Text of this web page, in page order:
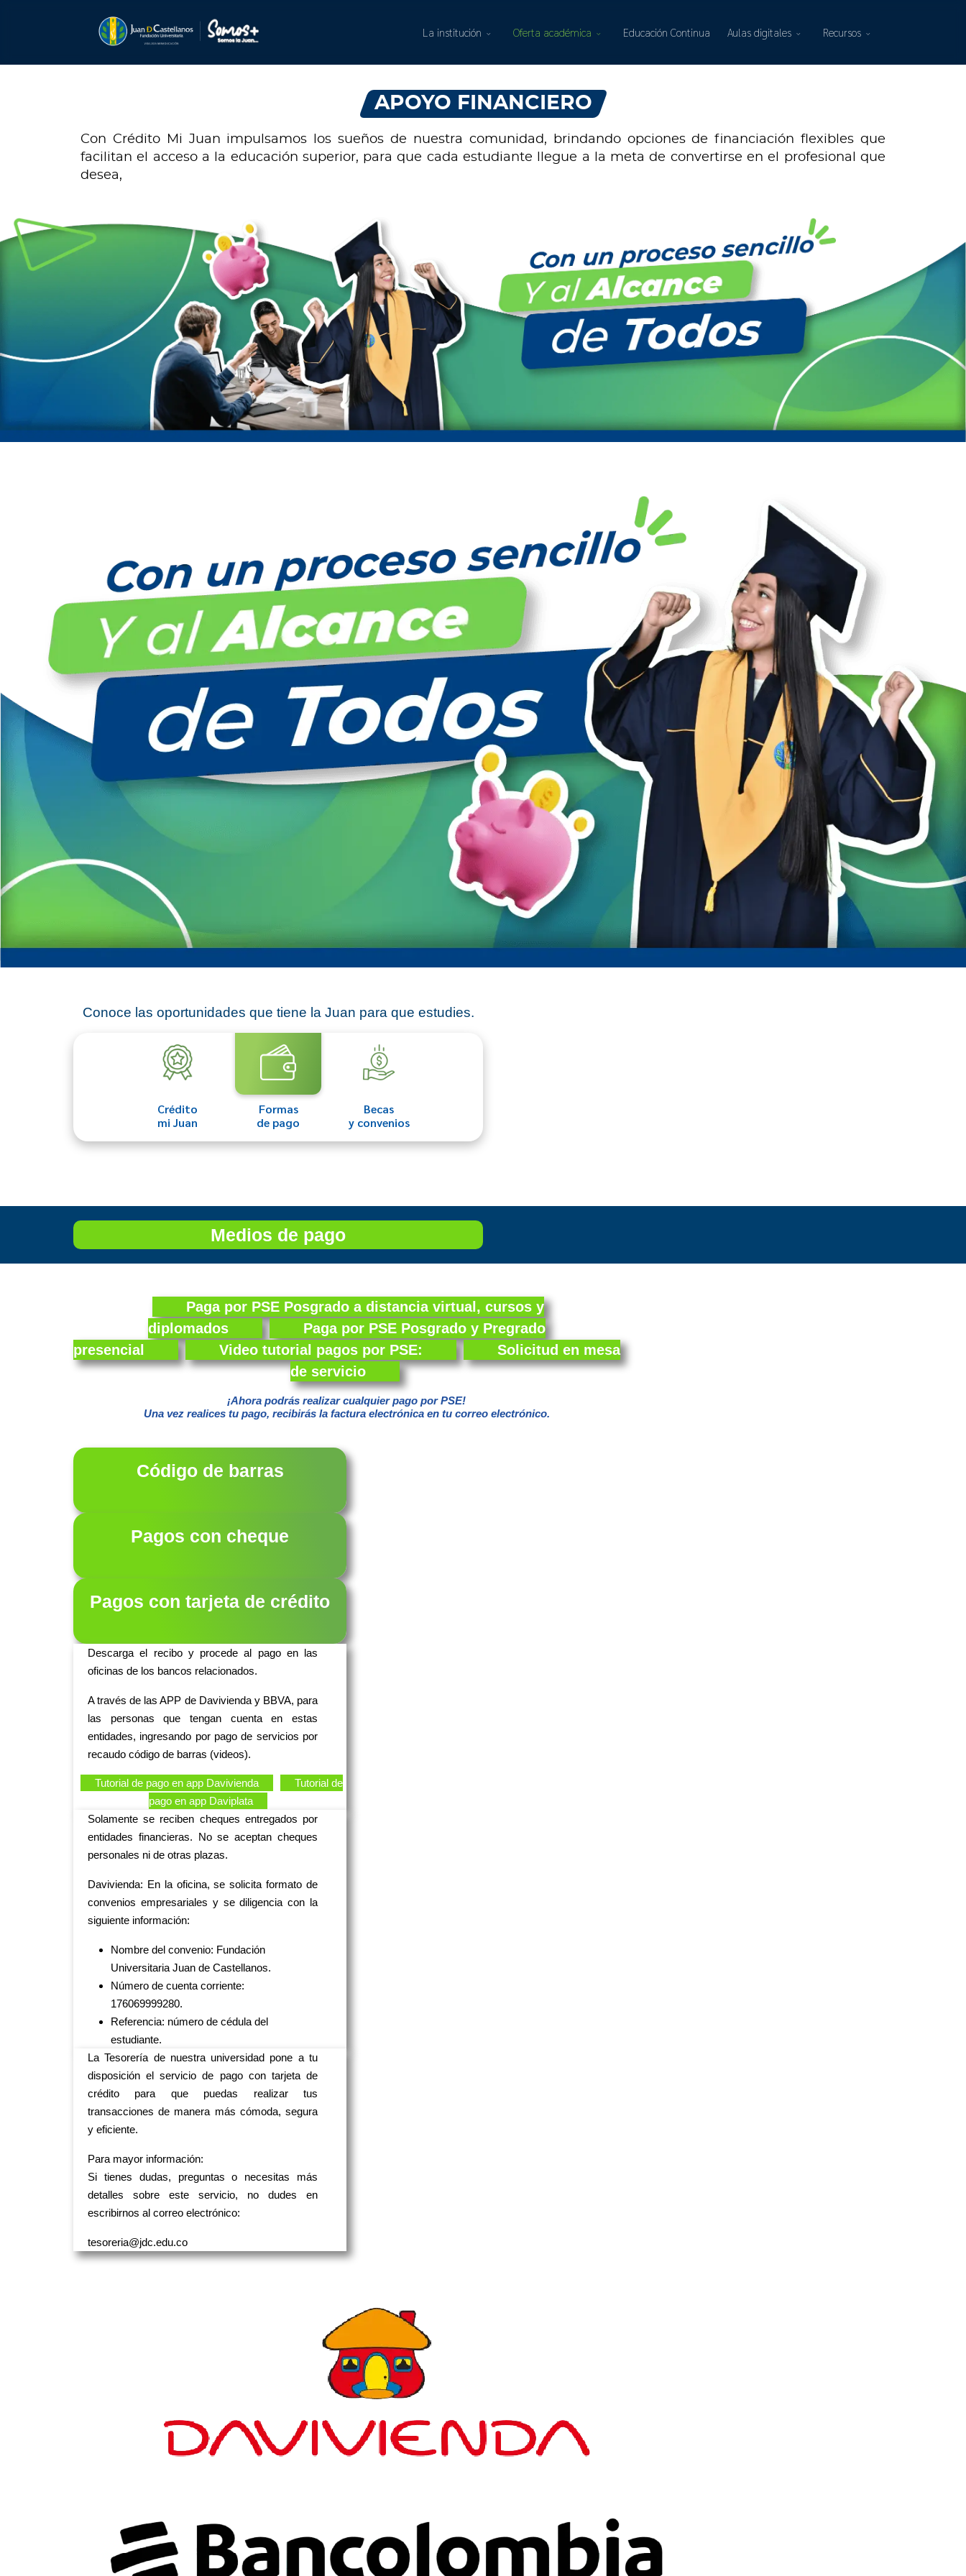
La institución Oferta académica Educación Continua Aulas digitales Recursos
APOYO FINANCIERO
Con Crédito Mi Juan impulsamos los sueños de nuestra comunidad, brindando opciones de financiación flexibles que
facilitan el acceso a la educación superior, para que cada estudiante llegue a la meta de convertirse en el profesional que
desea,
Conoce las oportunidades que tiene la Juan para que estudies.
Crédito
mi Juan
Formas
de pago
Becas
y convenios
Medios de pago
Paga por PSE Posgrado a distancia virtual, cursos y
diplomados
Paga por PSE Posgrado y Pregrado
presencial
Video tutorial pagos por PSE:
Solicitud en mesa
de servicio
¡Ahora podrás realizar cualquier pago por PSE!
Una vez realices tu pago, recibirás la factura electrónica en tu correo electrónico.
Código de barras
Pagos con cheque
Pagos con tarjeta de crédito
Descarga el recibo y procede al pago en las
oficinas de los bancos relacionados.
A través de las APP de Davivienda y BBVA, para
las personas que tengan cuenta en estas
entidades, ingresando por pago de servicios por
recaudo código de barras (videos).
Tutorial de pago en app Davivienda
Tutorial de
pago en app Daviplata
Solamente se reciben cheques entregados por
entidades financieras. No se aceptan cheques
personales ni de otras plazas.
Davivienda: En la oficina, se solicita formato de
convenios empresariales y se diligencia con la
siguiente información:
Nombre del convenio: Fundación
Universitaria Juan de Castellanos.
Número de cuenta corriente:
176069999280.
Referencia: número de cédula del
estudiante.
La Tesorería de nuestra universidad pone a tu
disposición el servicio de pago con tarjeta de
crédito para que puedas realizar tus
transacciones de manera más cómoda, segura
y eficiente.
Para mayor información:
Si tienes dudas, preguntas o necesitas más
detalles sobre este servicio, no dudes en
escribirnos al correo electrónico:
tesoreria@jdc.edu.co